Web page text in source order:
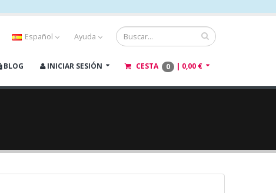
Español Ayuda
BLOG INICIAR SESIÓN CESTA 0 | 0,00 €